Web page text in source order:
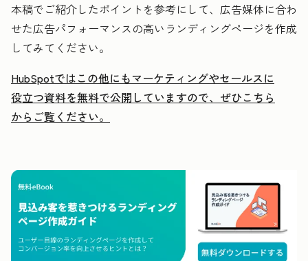
本稿でご紹介したポイントを参考にして、広告媒体に合わ
せた広告パフォーマンスの高いランディングページを作成
してみてください。
HubSpotではこの他にもマーケティングやセールスに
役立つ資料を無料で公開していますので、ぜひこちら
からご覧ください。